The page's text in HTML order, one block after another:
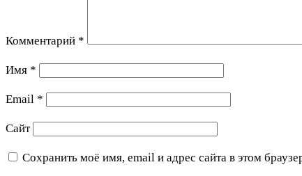
Комментарий *
Имя *
Email *
Сайт
Сохранить моё имя, email и адрес сайта в этом